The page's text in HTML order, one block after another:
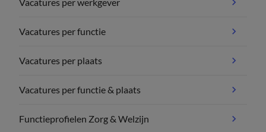
Vacatures per functie
Vacatures per plaats
Vacatures per functie & plaats
Functieprofielen Zorg & Welzijn